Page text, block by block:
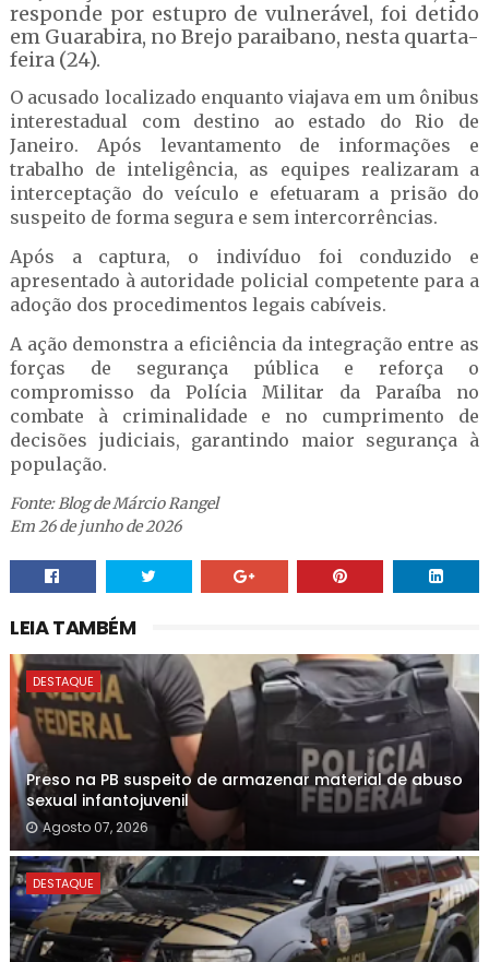
responde por estupro de vulnerável, foi detido
em Guarabira, no Brejo paraibano, nesta quarta-
feira (24).
O acusado localizado enquanto viajava em um ônibus
interestadual com destino ao estado do Rio de
Janeiro. Após levantamento de informações e
trabalho de inteligência, as equipes realizaram a
interceptação do veículo e efetuaram a prisão do
suspeito de forma segura e sem intercorrências.
Após a captura, o indivíduo foi conduzido e
apresentado à autoridade policial competente para a
adoção dos procedimentos legais cabíveis.
A ação demonstra a eficiência da integração entre as
forças de segurança pública e reforça o
compromisso da Polícia Militar da Paraíba no
combate à criminalidade e no cumprimento de
decisões judiciais, garantindo maior segurança à
população.
Fonte: Blog de Márcio Rangel
Em 26 de junho de 2026
LEIA TAMBÉM
DESTAQUE
Preso na PB suspeito de armazenar material de abuso
sexual infantojuvenil
Agosto 07, 2026
DESTAQUE